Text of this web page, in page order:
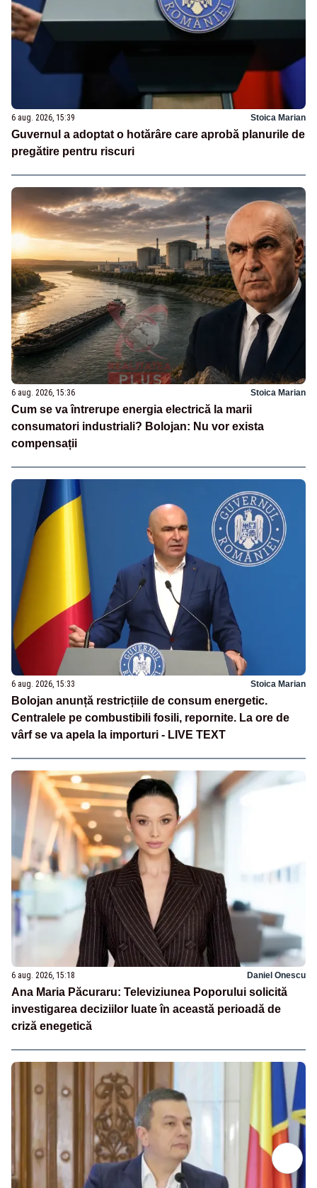
6 aug. 2026, 15:39 Stoica Marian
Guvernul a adoptat o hotărâre care aprobă planurile de
pregătire pentru riscuri
6 aug. 2026, 15:36 Stoica Marian
Cum se va întrerupe energia electrică la marii
consumatori industriali? Bolojan: Nu vor exista
compensații
6 aug. 2026, 15:33 Stoica Marian
Bolojan anunță restricțiile de consum energetic.
Centralele pe combustibili fosili, repornite. La ore de
vârf se va apela la importuri - LIVE TEXT
6 aug. 2026, 15:18 Daniel Onescu
Ana Maria Păcuraru: Televiziunea Poporului solicită
investigarea deciziilor luate în această perioadă de
criză enegetică